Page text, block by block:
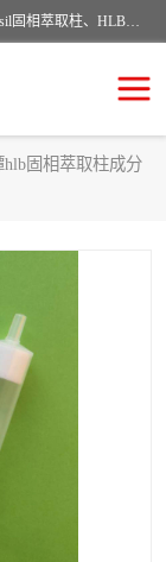
河北艺心逸意科技有限公司主营：C18固相萃取柱、Florisil固相萃取柱、HLB固相萃取柱、MCX固相萃取柱、QuEChERS、固相萃取空柱、针式过滤器 、固相萃取柱、黄曲霉毒素亲和柱。全国咨询热线：18630105913。河北艺心逸意科技有限公司接受来样定做，我们秉承着“顾客至上，锐意进取”的经营理念，坚持客户至上的原则为广大客户提供优质的服务，欢迎广大客户惠顾！免费咨询！
hlb固相萃取柱成分
膜